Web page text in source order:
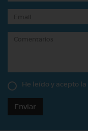
He leído y acepto la
Enviar